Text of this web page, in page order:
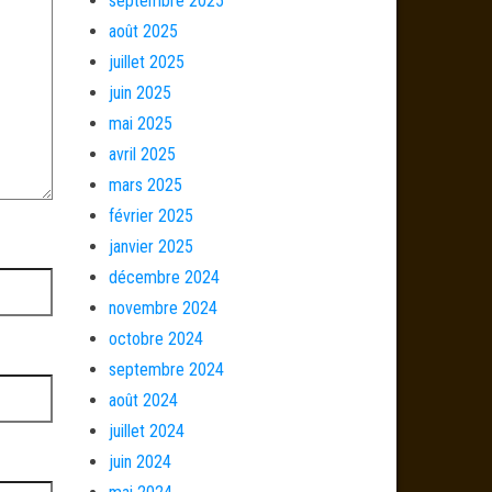
août 2025
juillet 2025
juin 2025
mai 2025
avril 2025
mars 2025
février 2025
janvier 2025
décembre 2024
novembre 2024
octobre 2024
septembre 2024
août 2024
juillet 2024
juin 2024